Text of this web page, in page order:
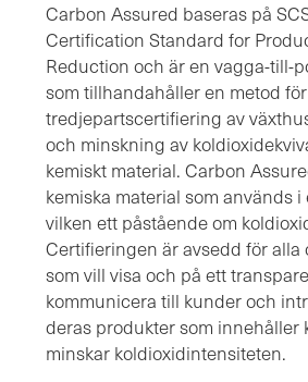
Carbon Assured baseras på
Certification Standard for
Reduction och är en vagga-till-
som tillhandahåller en metod för
tredjepartscertifiering av
och minskning av
kemiskt material. Carbon
kemiska material som används
vilken ett påstående om
Certifieringen är avsedd för alla
som vill visa och på ett
kommunicera till kunder och
deras produkter som innehåller
minskar koldioxidintensiteten.